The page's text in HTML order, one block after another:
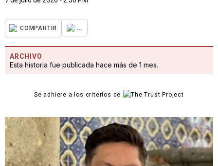
COMPARTIR ...
ARCHIVO
Esta historia fue publicada hace más de 1 mes.
Se adhiere a los criterios de